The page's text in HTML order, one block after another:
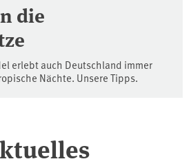
die
erlebt auch Deutschland immer
Nächte. Unsere Tipps.